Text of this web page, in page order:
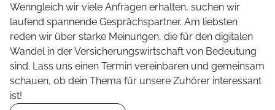
Wenngleich wir viele Anfragen erhalten, suchen wir
laufend spannende Gesprächspartner. Am liebsten
reden wir über starke Meinungen, die für den digitalen
Wandel in der Versicherungswirtschaft von Bedeutung
sind. Lass uns einen Termin vereinbaren und gemeinsam
schauen, ob dein Thema für unsere Zuhörer interessant
ist!